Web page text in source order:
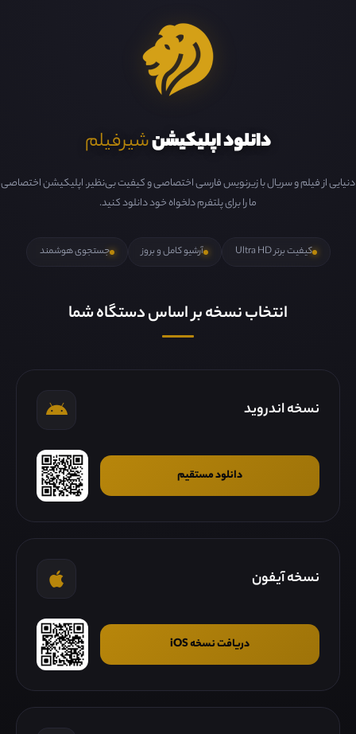
دانلود اپلیکیشنشیرفیلم
دنیایی از فیلم و سریال با زیرنویس فارسی اختصاصی و کیفیت بی‌نظیر. اپلیکیشن اختصاصی
ما را برای پلتفرم دلخواه خود دانلود کنید.
کیفیت برتر Ultra HD آرشیو کامل و بروز جستجوی هوشمند
انتخاب نسخه بر اساس دستگاه شما
نسخه اندروید
دانلود مستقیم
نسخه آیفون
دریافت نسخه iOS